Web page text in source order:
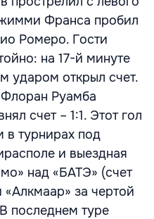
Франса пробил
Ромеро. Гости
на 17-й минуте
ударом открыл счет.
Руамба
счет – 1:1. Этот гол
турнирах под
и выездная
над «БАТЭ» (счет
за чертой
последнем туре